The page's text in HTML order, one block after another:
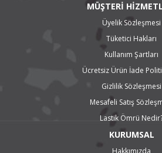
MÜŞTERİ
Üyelik Sözleşmesi
Tüketici Hakları
Kullanım Şartları
Ücretsiz Ürün İade
Gizlilik Sözleşmesi
Mesafeli Satış
Lastik Ömrü
KURUMSAL